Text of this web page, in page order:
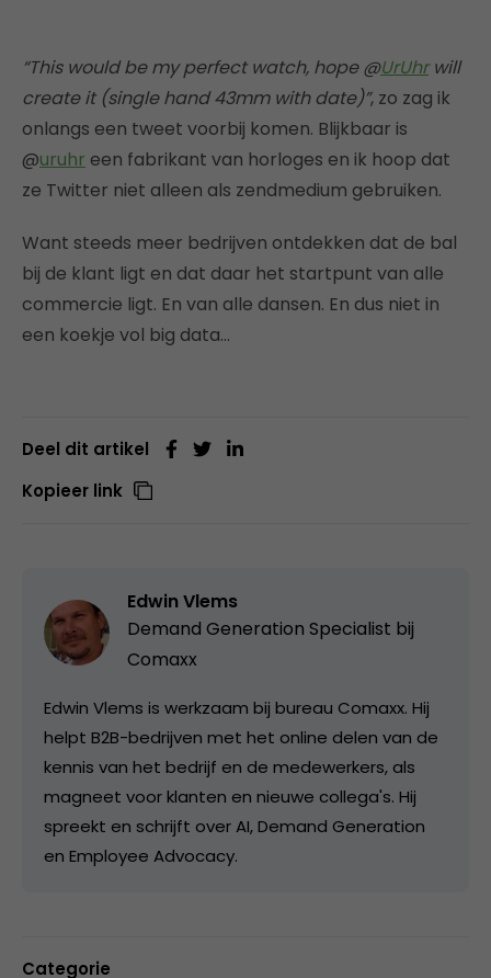
“This would be my perfect watch, hope @UrUhrwill
create it (single hand 43mm with date)”, zo zag ik
onlangs een tweet voorbij komen. Blijkbaar is
@uruhr een fabrikant van horloges en ik hoop dat
ze Twitter niet alleen als zendmedium gebruiken.
Want steeds meer bedrijven ontdekken dat de bal
bij de klant ligt en dat daar het startpunt van alle
commercie ligt. En van alle dansen. En dus niet in
een koekje vol big data…
Deel dit artikel
Kopieer link
Edwin Vlems
Demand Generation Specialist bij
Comaxx
Edwin Vlems is werkzaam bij bureau Comaxx. Hij
helpt B2B-bedrijven met het online delen van de
kennis van het bedrijf en de medewerkers, als
magneet voor klanten en nieuwe collega's. Hij
spreekt en schrijft over AI, Demand Generation
en Employee Advocacy.
Categorie